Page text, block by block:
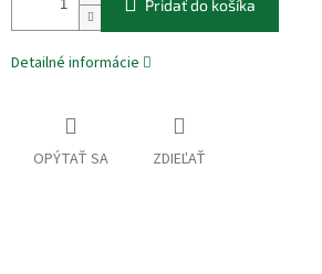
Pridať do košíka
Detailné informácie
OPÝTAŤ SA ZDIEĽAŤ